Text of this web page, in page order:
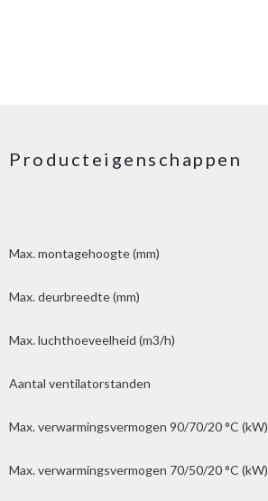
Producteigenschappen
Max. montagehoogte (mm)
Max. deurbreedte (mm)
Max. luchthoeveelheid (m3/h)
Aantal ventilatorstanden
Max. verwarmingsvermogen 90/70/20 °C (kW)
Max. verwarmingsvermogen 70/50/20 °C (kW)